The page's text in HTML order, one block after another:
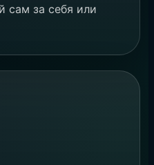
сам за себя или